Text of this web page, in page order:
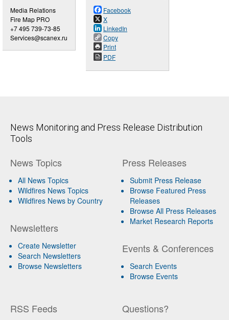
Media Relations
Fire Map PRO
+7 495 739-73-85
Services@scanex.ru
Facebook
X
LinkedIn
Copy
Print
PDF
News Monitoring and Press Release Distribution
Tools
News Topics
All News Topics
Wildfires News Topics
Wildfires News by Country
Newsletters
Create Newsletter
Search Newsletters
Browse Newsletters
Press Releases
Submit Press Release
Browse Featured Press
Releases
Browse All Press Releases
Market Research Reports
Events & Conferences
Search Events
Browse Events
RSS Feeds Questions?